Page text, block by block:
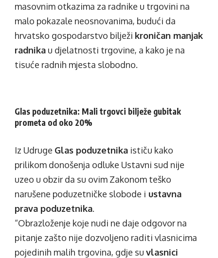
masovnim otkazima za radnike u trgovini na
malo pokazale neosnovanima, budući da
hrvatsko gospodarstvo bilježi kroničan manjak
radnika u djelatnosti trgovine, a kako je na
tisuće radnih mjesta slobodno.
Glas poduzetnika: Mali trgovci bilježe gubitak
prometa od oko 20%
Iz Udruge Glas poduzetnika ističu kako
prilikom donošenja odluke Ustavni sud nije
uzeo u obzir da su ovim Zakonom teško
narušene poduzetničke slobode i ustavna
prava poduzetnika.
“Obrazloženje koje nudi ne daje odgovor na
pitanje zašto nije dozvoljeno raditi vlasnicima
pojedinih malih trgovina, gdje su vlasnici